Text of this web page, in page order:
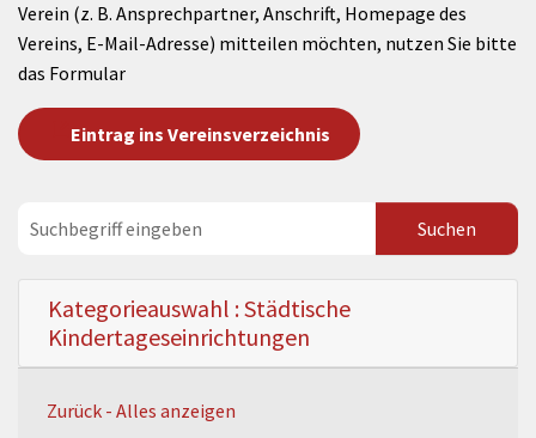
Verein (z. B. Ansprechpartner, Anschrift, Homepage des
Vereins, E-Mail-Adresse) mitteilen möchten, nutzen Sie bitte
das Formular
Eintrag ins Vereinsverzeichnis
Kategorieauswahl : Städtische
Kindertageseinrichtungen
Zurück - Alles anzeigen